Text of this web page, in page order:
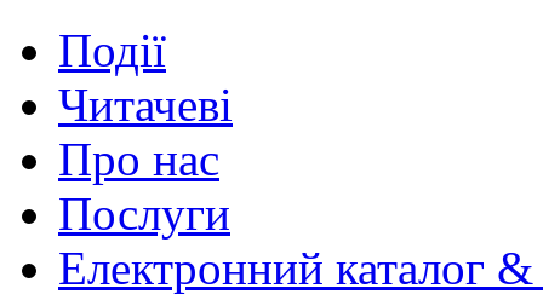
Події
Читачеві
Про нас
Послуги
Електронний каталог